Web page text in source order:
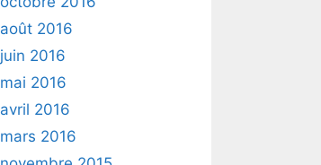
août 2016
juin 2016
mai 2016
avril 2016
mars 2016